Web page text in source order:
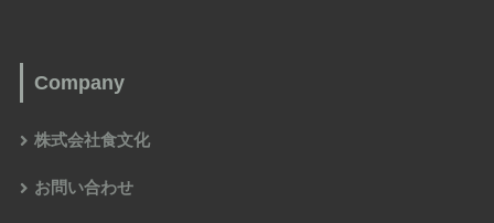
Company
株式会社食文化
お問い合わせ